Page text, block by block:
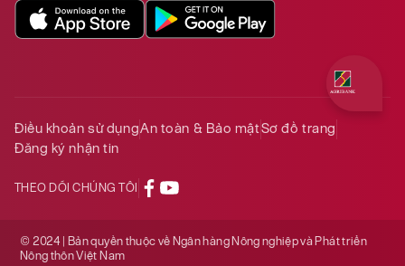
Điều khoản sử dụngAn toàn & Bảo mậtSơ đồ trang
Đăng ký nhận tin
THEO DÕI CHÚNG TÔI
© 2024 | Bản quyền thuộc về Ngân hàng Nông nghiệp và Phát triển
Nông thôn Việt Nam
Quý